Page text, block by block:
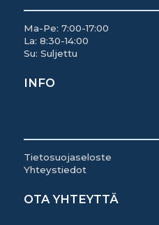
Ma-Pe: 7:00-17:00
La: 8:30-14:00
Su: Suljettu
INFO
Tietosuojaseloste
Yhteystiedot
OTA YHTEYTTÄ